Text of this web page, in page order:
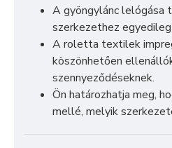
A gyöngylánc lelógása
szerkezethez
A roletta textilek
köszönhetően
szennyeződéseknek.
Ön határozhatja meg,
mellé, melyik